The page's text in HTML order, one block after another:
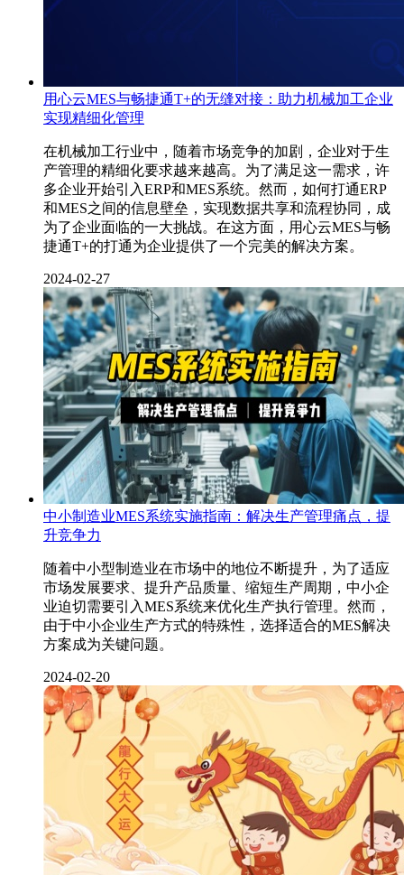
用心云MES与畅捷通T+的无缝对接：助力机械加工企业
实现精细化管理
​在机械加工行业中，随着市场竞争的加剧，企业对于生
产管理的精细化要求越来越高。为了满足这一需求，许
多企业开始引入ERP和MES系统。然而，如何打通ERP
和MES之间的信息壁垒，实现数据共享和流程协同，成
为了企业面临的一大挑战。在这方面，用心云MES与畅
捷通T+的打通为企业提供了一个完美的解决方案。
2024-02-27
中小制造业MES系统实施指南：解决生产管理痛点，提
升竞争力
随着中小型制造业在市场中的地位不断提升，为了适应
市场发展要求、提升产品质量、缩短生产周期，中小企
业迫切需要引入MES系统来优化生产执行管理。然而，
由于中小企业生产方式的特殊性，选择适合的MES解决
方案成为关键问题。
2024-02-20